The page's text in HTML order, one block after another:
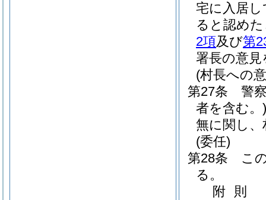
宅に入居
ると認め
2項及び第
署長の意
(村長への
第27条
警
者を含む。)
無に関し
(委任)
第28条
こ
る。
附 則